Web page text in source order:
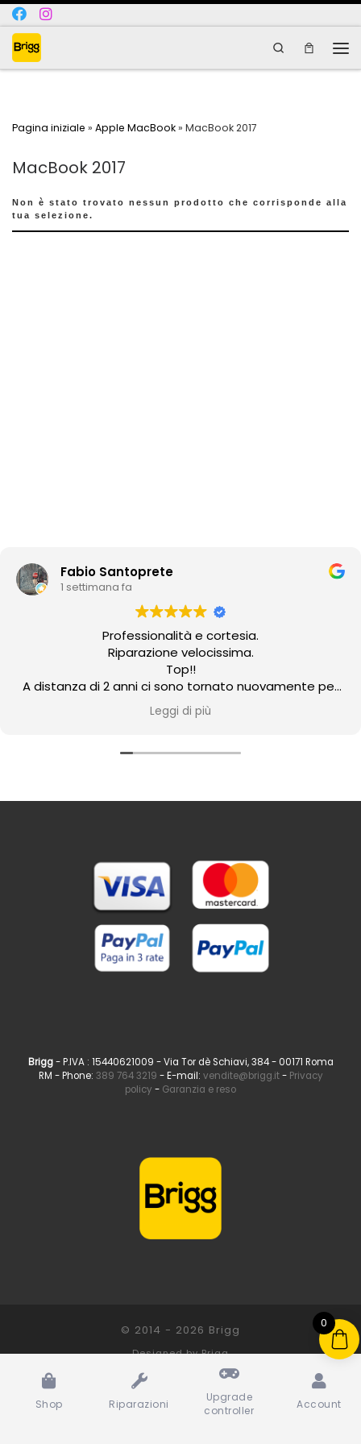
Skip to content
Search
Pagina iniziale » Apple MacBook» MacBook 2017
MacBook 2017
Non è stato trovato nessun prodotto che corrisponde alla
tua selezione.
Fabio Santoprete
1 settimana fa
Professionalità e cortesia.
Riparazione velocissima.
Top!!
A distanza di 2 anni ci sono tornato nuovamente per
un problema su un joypad ps5... che dire... confermare
la recensione di 2 anni fa è il minimo!! Emanuele super
Leggi di più
Brigg- P.IVA : 15440621009 - Via Tor dè Schiavi, 384 - 00171 Roma
RM - Phone: 389 764 3219 - E-mail: vendite@brigg.it- Privacy
policy - Garanzia e reso
© 2014 - 2026 Brigg
Designed by Brigg
0
Shop Riparazioni
Upgrade
controller
Account